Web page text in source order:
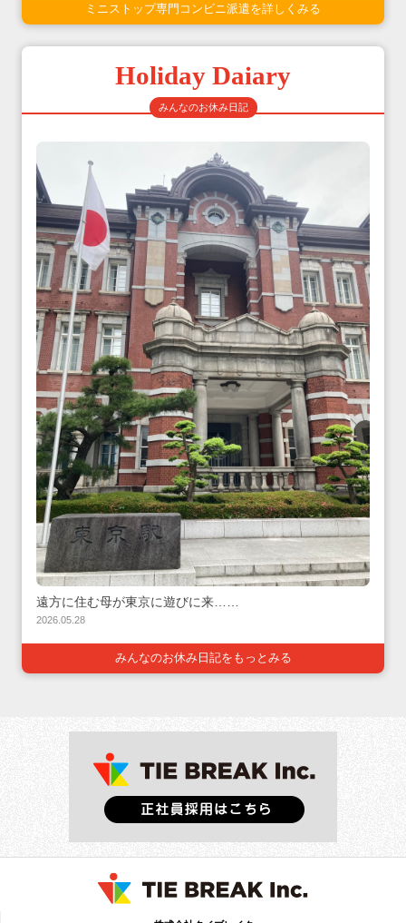
ミニストップ専門コンビニ派遣を詳しくみる
Holiday Daiary
みんなのお休み日記
遠方に住む母が東京に遊びに来……
2026.05.28
みんなのお休み日記をもっとみる